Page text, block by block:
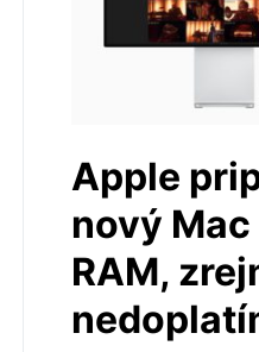
Apple
nový Mac
RAM,